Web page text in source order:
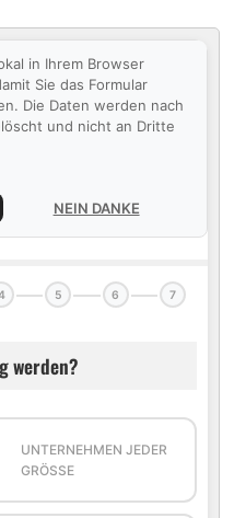
in Ihrem Browser
Sie das Formular
Die Daten werden nach
und nicht an Dritte
NEIN DANKE
5 6 7
werden?
UNTERNEHMEN JEDER
GRÖSSE